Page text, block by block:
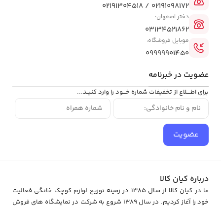
02191098172 / 02191304518
دفتر اصفهان:
03134521862
موبایل فروشگاه:
09999901450
عضویت در خبرنامه
برای اطــــلاع از تخفیفات شماره خـــود را وارد کنیــد...
عضویت
درباره کیان کالا
ما در کیان کالا از سال 1385 در زمینه توزیع لوازم کوچک خانگی فعالیت
خود را آغاز کردیم. در سال 1389 شروع به شرکت در نمایشگاه های فروش